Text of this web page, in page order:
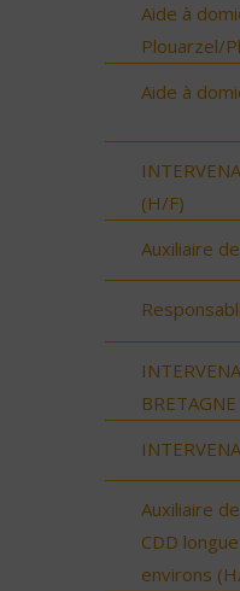
Aide à
Plouarzel/
Aide à
(H/F)
Auxiliaire
Auxiliaire
CDD
environs